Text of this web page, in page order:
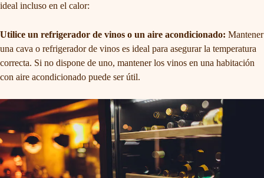
ideal incluso en el calor:
Utilice un refrigerador de vinos o un aire acondicionado: Mantener
una cava o refrigerador de vinos es ideal para asegurar la temperatura
correcta. Si no dispone de uno, mantener los vinos en una habitación
con aire acondicionado puede ser útil.